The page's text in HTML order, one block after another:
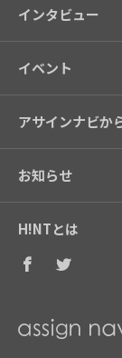
インタビュー
イベント
アサインナビか
お知らせ
H!NTとは
Facebook